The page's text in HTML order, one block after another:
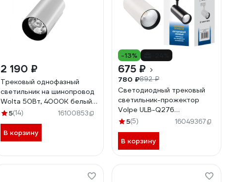
2 190 ₽
Трековый однофазный
светильник на шинопровод
Wolta 50Вт, 4000К белый
WTL-50W/01W
5(14) 16100853
В корзину
-13%
675 ₽
780 ₽892 ₽
Светодиодный трековый
светильник-прожектор
Volpe ULB-Q276
25W/4000К WHITE UL-
5(5) 16049367
В корзину